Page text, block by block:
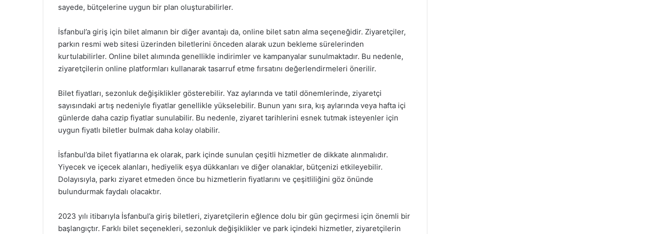
sayede, bütçelerine uygun bir plan oluşturabilirler.
İsfanbul’a giriş için bilet almanın bir diğer avantajı da, online bilet satın alma seçeneğidir. Ziyaretçiler,
parkın resmi web sitesi üzerinden biletlerini önceden alarak uzun bekleme sürelerinden
kurtulabilirler. Online bilet alımında genellikle indirimler ve kampanyalar sunulmaktadır. Bu nedenle,
ziyaretçilerin online platformları kullanarak tasarruf etme fırsatını değerlendirmeleri önerilir.
Bilet fiyatları, sezonluk değişiklikler gösterebilir. Yaz aylarında ve tatil dönemlerinde, ziyaretçi
sayısındaki artış nedeniyle fiyatlar genellikle yükselebilir. Bunun yanı sıra, kış aylarında veya hafta içi
günlerde daha cazip fiyatlar sunulabilir. Bu nedenle, ziyaret tarihlerini esnek tutmak isteyenler için
uygun fiyatlı biletler bulmak daha kolay olabilir.
İsfanbul’da bilet fiyatlarına ek olarak, park içinde sunulan çeşitli hizmetler de dikkate alınmalıdır.
Yiyecek ve içecek alanları, hediyelik eşya dükkanları ve diğer olanaklar, bütçenizi etkileyebilir.
Dolayısıyla, parkı ziyaret etmeden önce bu hizmetlerin fiyatlarını ve çeşitliliğini göz önünde
bulundurmak faydalı olacaktır.
2023 yılı itibarıyla İsfanbul’a giriş biletleri, ziyaretçilerin eğlence dolu bir gün geçirmesi için önemli bir
başlangıçtır. Farklı bilet seçenekleri, sezonluk değişiklikler ve park içindeki hizmetler, ziyaretçilerin